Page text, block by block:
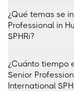
¿Qué temas se
Professional in
SPHRi?
¿Cuánto tiempo
Senior
International